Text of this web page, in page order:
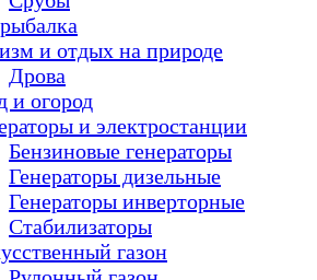
и отдых на природе
Дрова
и огород
и электростанции
Бензиновые генераторы
Генераторы дизельные
Генераторы инверторные
Стабилизаторы
газон